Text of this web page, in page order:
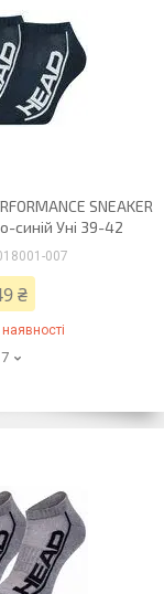
SNEAKER
синій Уні 39-42
007
₴